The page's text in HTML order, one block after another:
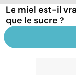
Le miel est-il
que le sucre ?